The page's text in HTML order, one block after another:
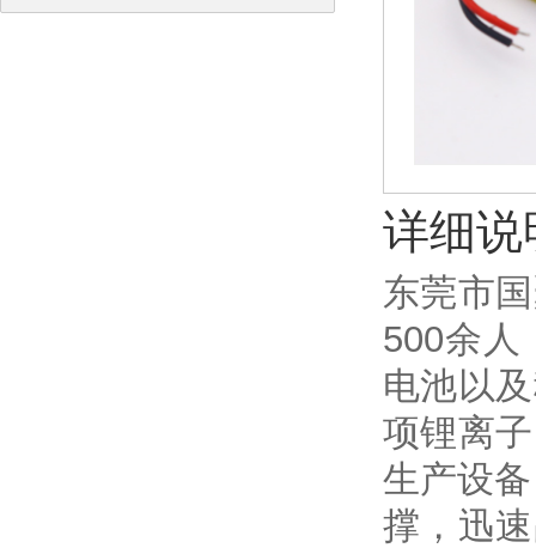
详细说
东莞市
500余人
电池以
项锂离
生产设
撑，迅